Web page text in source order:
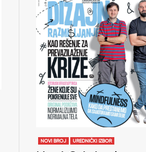
NOVI BROJ UREDNIČKI IZBOR